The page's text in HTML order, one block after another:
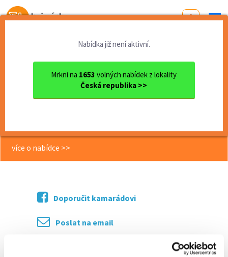
Od první brigády
Nabídka již není aktivní.
Mrkni na 1653 volných nabídek z lokality
Česká republika >>
okres Třebíč
Brigáda - Pracovník/ce úkli...
Brigáda - Pracovník/ce úklidu –
více o nabídce >>
Doporučit kamarádovi
Poslat na email